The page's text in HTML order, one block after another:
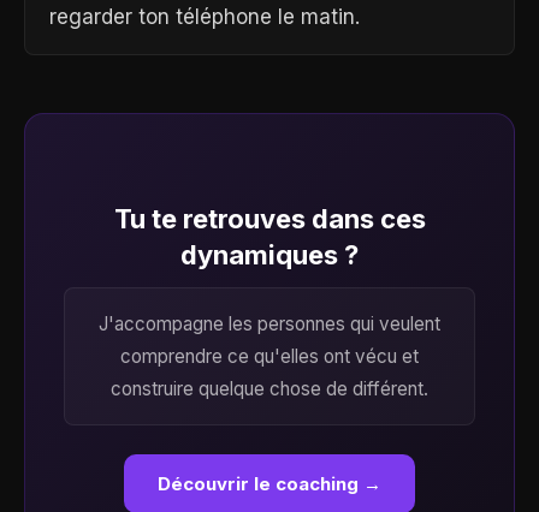
regarder ton téléphone le matin.
Tu te retrouves dans ces
dynamiques ?
J'accompagne les personnes qui veulent
comprendre ce qu'elles ont vécu et
construire quelque chose de différent.
Découvrir le coaching →